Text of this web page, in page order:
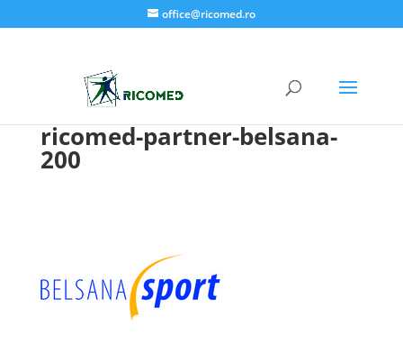
office@ricomed.ro
ricomed-partner-belsana-
200